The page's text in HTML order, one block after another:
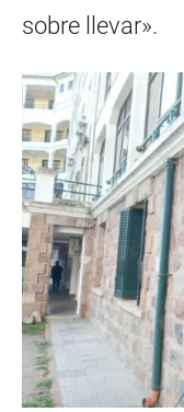
sobre llevar».